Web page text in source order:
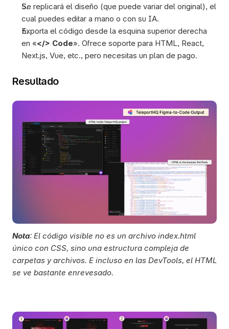
Se replicará el diseño (que puede variar del original), el
cual puedes editar a mano o con su IA.
Exporta el código desde la esquina superior derecha
en «</> Code». Ofrece soporte para HTML, React,
Next.js, Vue, etc., pero necesitas un plan de pago.
Resultado
Nota: El código visible no es un archivo index.html
único con CSS, sino una estructura compleja de
carpetas y archivos. E incluso en las DevTools, el HTML
se ve bastante enrevesado.